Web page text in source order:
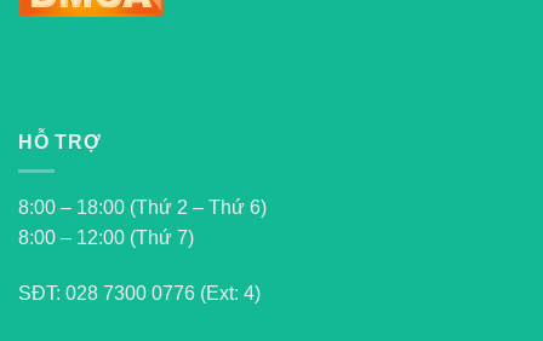
HỖ TRỢ
8:00 – 18:00 (Thứ 2 – Thứ 6)
8:00 – 12:00 (Thứ 7)
SĐT: 028 7300 0776 (Ext: 4)